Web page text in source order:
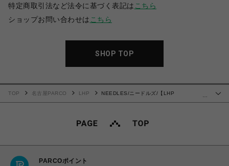
特定商取引法など法令に基づく表記は こちら
ショップお問い合わせは こちら
SHOP TOP
…
TOP 名古屋PARCO LHP
NEEDLES/ニードルズ/【LHP
PARCOポイント